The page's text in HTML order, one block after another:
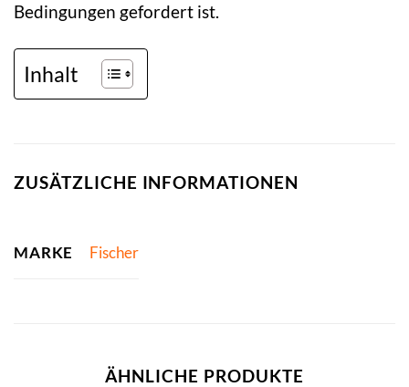
Bedingungen gefordert ist.
Inhalt
ZUSÄTZLICHE INFORMATIONEN
MARKE Fischer
ÄHNLICHE PRODUKTE